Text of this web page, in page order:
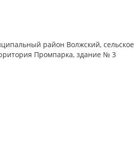
район Волжский, сельское
Промпарка, здание № 3